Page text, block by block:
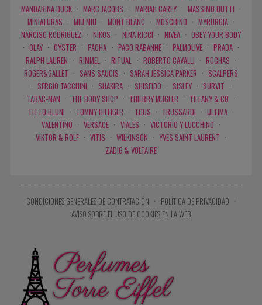
MANDARINA DUCK · MARC JACOBS · MARIAH CAREY · MASSIMO DUTTI ·
MINIATURAS · MIU MIU · MONT BLANC · MOSCHINO · MYRURGIA ·
NARCISO RODRIGUEZ · NIKOS · NINA RICCI · NIVEA · OBEY YOUR BODY
· OLAY · OYSTER · PACHA · PACO RABANNE · PALMOLIVE · PRADA ·
RALPH LAUREN · RIMMEL · RITUAL · ROBERTO CAVALLI · ROCHAS ·
ROGER&GALLET · SANS SAUCIS · SARAH JESSICA PARKER · SCALPERS
· SERGIO TACCHINI · SHAKIRA · SHISEIDO · SISLEY · SURVIT ·
TABAC-MAN · THE BODY SHOP · THIERRY MUGLER · TIFFANY & CO ·
TITTO BLUNI · TOMMY HILFIGER · TOUS · TRUSSARDI · ULTIMA ·
VALENTINO · VERSACE · VIALES · VICTORIO Y LUCCHINO ·
VIKTOR & ROLF · VITIS · WILKINSON · YVES SAINT LAURENT ·
ZADIG & VOLTAIRE
CONDICIONES GENERALES DE CONTRATACIÓN · POLÍTICA DE PRIVACIDAD ·
AVISO SOBRE EL USO DE COOKIES EN LA WEB